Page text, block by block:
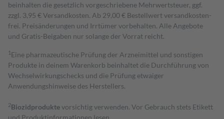
beinhalten die gesetzlich vorgeschriebene Mehrwertsteuer, ggf.
zzgl. 3,95 € Versandkosten. Ab 29,00 € Bestell­wert versand­kosten­
frei. Preisänderungen und Irrtümer vorbehalten. Alle Angebote
und Gratis-Beigaben nur solange der Vorrat reicht.
1 Eine pharmazeutische Prüfung der Arzneimittel und sonstigen
Produkte in deinem Warenkorb beinhaltet die Durchführung von
Wechselwirkungschecks und die Prüfung etwaiger
Anwendungshinweise des Herstellers.
2Biozidproduktevorsichtig verwenden. Vor Gebrauch stets Etikett
und Produktinformationen lesen.